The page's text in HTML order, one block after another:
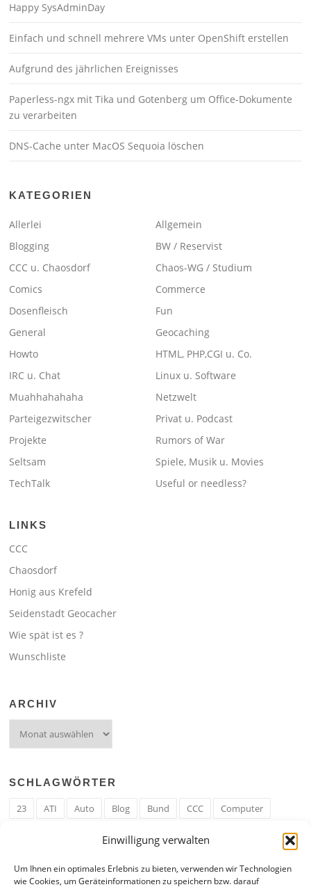
Einwilligung verwalten
Um Ihnen ein optimales Erlebnis zu bieten, verwenden wir Technologien
wie Cookies, um Geräteinformationen zu speichern bzw. darauf
Happy SysAdminDay
Einfach und schnell mehrere VMs unter OpenShift erstellen
Aufgrund des jährlichen Ereignisses
Paperless-ngx mit Tika und Gotenberg um Office-Dokumente
zu verarbeiten
DNS-Cache unter MacOS Sequoia löschen
KATEGORIEN
Allerlei
Allgemein
Blogging
BW / Reservist
CCC u. Chaosdorf
Chaos-WG / Studium
Comics
Commerce
Dosenfleisch
Fun
General
Geocaching
Howto
HTML, PHP,CGI u. Co.
IRC u. Chat
Linux u. Software
Muahhahahaha
Netzwelt
Parteigezwitscher
Privat u. Podcast
Projekte
Rumors of War
Seltsam
Spiele, Musik u. Movies
TechTalk
Useful or needless?
LINKS
CCC
Chaosdorf
Honig aus Krefeld
Seidenstadt Geocacher
Wie spät ist es ?
Wunschliste
ARCHIV
SCHLAGWÖRTER
23 ATI Auto Blog Bund CCC
Computer
Google
Hack Hand HE ICE IE Internet